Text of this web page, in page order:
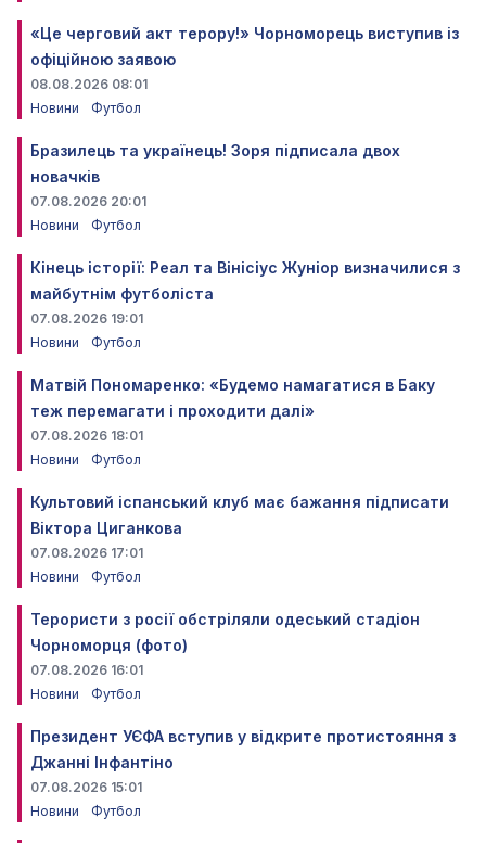
«Це черговий акт терору!» Чорноморець виступив із
офіційною заявою
08.08.2026 08:01
Новини
Футбол
Бразилець та українець! Зоря підписала двох
новачків
07.08.2026 20:01
Новини
Футбол
Кінець історії: Реал та Вінісіус Жуніор визначилися з
майбутнім футболіста
07.08.2026 19:01
Новини
Футбол
Матвій Пономаренко: «Будемо намагатися в Баку
теж перемагати і проходити далі»
07.08.2026 18:01
Новини
Футбол
Культовий іспанський клуб має бажання підписати
Віктора Циганкова
07.08.2026 17:01
Новини
Футбол
Терористи з росії обстріляли одеський стадіон
Чорноморця (фото)
07.08.2026 16:01
Новини
Футбол
Президент УЄФА вступив у відкрите протистояння з
Джанні Інфантіно
07.08.2026 15:01
Новини
Футбол